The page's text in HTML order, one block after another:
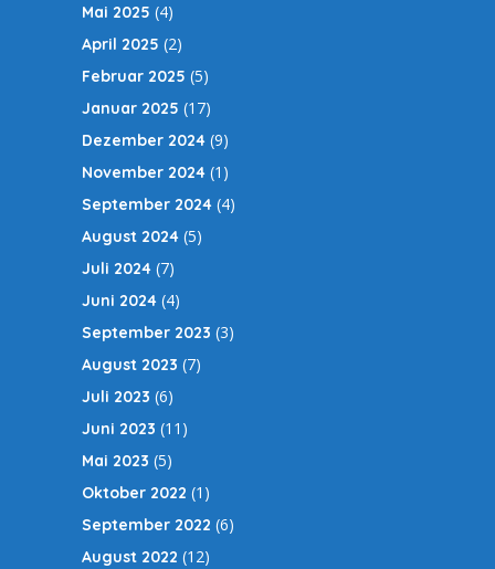
Mai 2025 (4)
April 2025 (2)
Februar 2025 (5)
Januar 2025 (17)
Dezember 2024 (9)
November 2024 (1)
September 2024 (4)
August 2024 (5)
Juli 2024 (7)
Juni 2024 (4)
September 2023 (3)
August 2023 (7)
Juli 2023 (6)
Juni 2023 (11)
Mai 2023 (5)
Oktober 2022 (1)
September 2022 (6)
August 2022 (12)